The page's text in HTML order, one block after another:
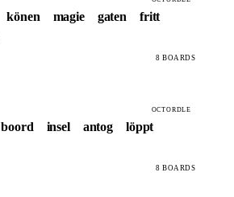
könen magie gaten
fritt
8 BOARDS
OCTORDLE
boord insel antog
löppt
8 BOARDS